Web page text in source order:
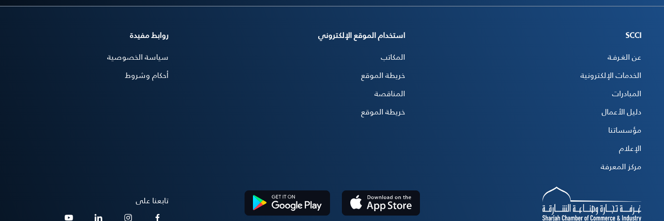
SCCI
عن الغـرفـة
الخدمات الإلكترونية
المبادرات
دليل الأعمال
مؤسساتنا
الإعلام
مركز المعرفة
استخدام الموقع الإلكتروني
المكاتب
خريطة الموقع
المناقصة
خريطة الموقع
روابط مفيدة
سياسة الخصوصية
أحكام وشروط
تابعنا على